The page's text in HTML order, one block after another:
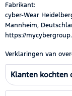
Fabrikant:
cyber-Wear
Mannheim,
https://
Verklaringen van
Klanten kochten